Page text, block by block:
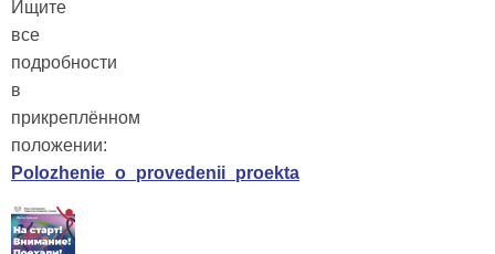
Ищите
все
подробности
в
прикреплённом
положении:
Polozhenie_o_provedenii_proekta